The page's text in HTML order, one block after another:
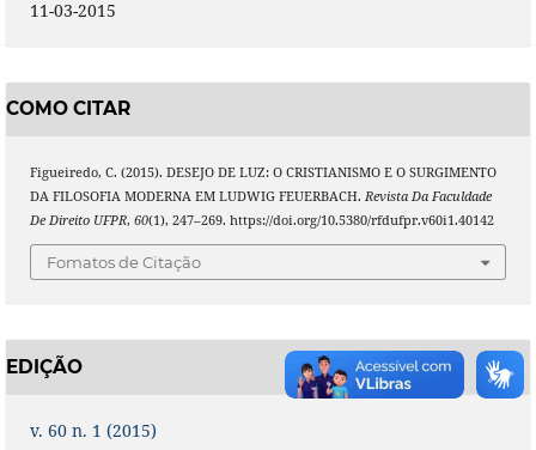
11-03-2015
COMO CITAR
Figueiredo, C. (2015). DESEJO DE LUZ: O CRISTIANISMO E O SURGIMENTO
DA FILOSOFIA MODERNA EM LUDWIG FEUERBACH. Revista Da Faculdade
De Direito UFPR, 60(1), 247–269. https://doi.org/10.5380/rfdufpr.v60i1.40142
Fomatos de Citação
EDIÇÃO
v. 60 n. 1 (2015)